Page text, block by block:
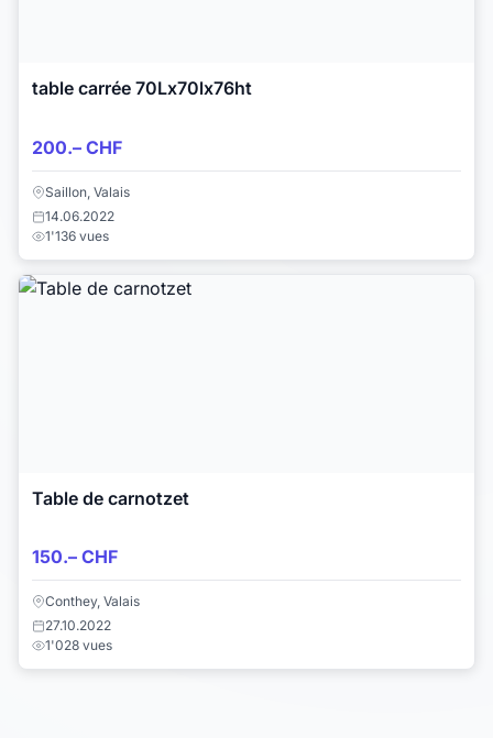
table carrée 70Lx70lx76ht
200.– CHF
Saillon, Valais
14.06.2022
1'136 vues
Table de carnotzet
150.– CHF
Conthey, Valais
27.10.2022
1'028 vues